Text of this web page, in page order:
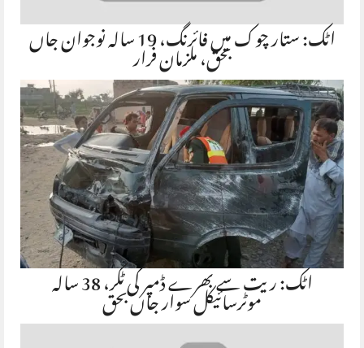
اٹک: ستار چوک میں فائرنگ، 19 سالہ نوجوان جاںبحق، ملزمان فرار
اٹک: ریت سے بھرے ڈمپر کی ٹکر، 38 سالہ موٹرسائیکل سوار جاں بحق